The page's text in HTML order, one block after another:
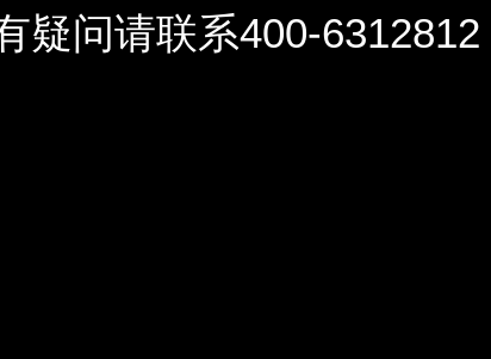
疑问请联系400-